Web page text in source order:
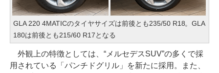
GLA 220 4MATICのタイヤサイズは前後とも235/50 R18。GLA
180は前後とも215/60 R17となる
外観上の特徴としては、“メルセデスSUV”の多くで採
用されている「パンチドグリル」を新たに採用。また、